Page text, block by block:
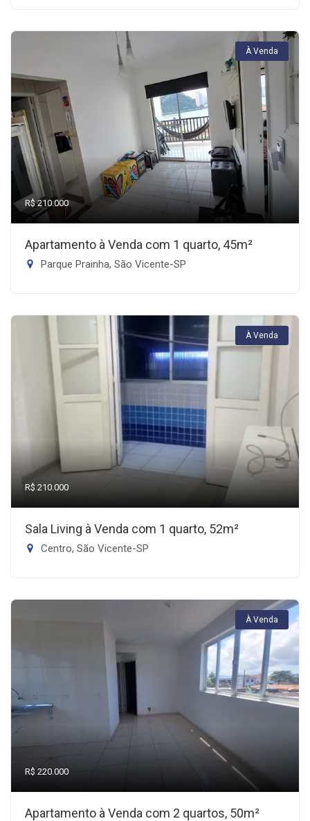
À Venda
R$ 210.000
Apartamento à Venda com 1 quarto, 45m²
Parque Prainha, São Vicente-SP
À Venda
R$ 210.000
Sala Living à Venda com 1 quarto, 52m²
Centro, São Vicente-SP
À Venda
R$ 220.000
Apartamento à Venda com 2 quartos, 50m²